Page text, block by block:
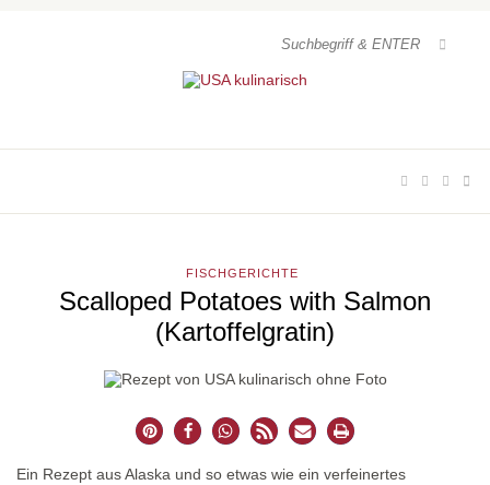
FISCHGERICHTE
Scalloped Potatoes with Salmon
(Kartoffelgratin)
Ein Rezept aus Alaska und so etwas wie ein verfeinertes